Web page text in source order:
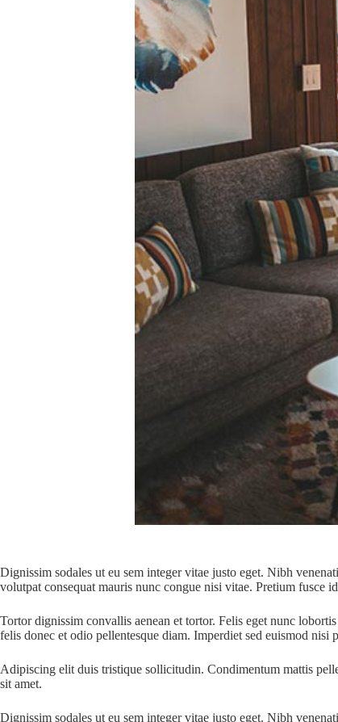
Dignissim sodales ut eu sem integer vitae justo eget. Nibh
volutpat consequat mauris nunc congue nisi vitae. Pretium fusce
Tortor dignissim convallis aenean et tortor. Felis eget nunc
felis donec et odio pellentesque diam. Imperdiet sed euismod
Adipiscing elit duis tristique sollicitudin. Condimentum mattis
sit amet.
Dignissim sodales ut eu sem integer vitae justo eget. Nibh